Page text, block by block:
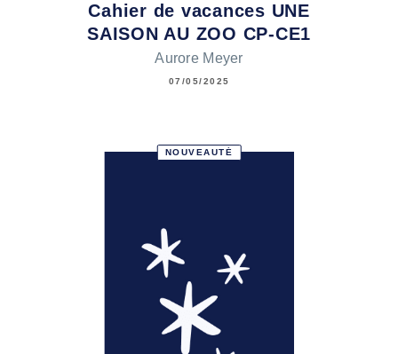
Cahier de vacances UNE
SAISON AU ZOO CP-CE1
Aurore Meyer
07/05/2025
NOUVEAUTÉ